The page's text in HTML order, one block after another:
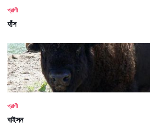
প্রাণী
হাঁস
প্রাণী
বাইসন